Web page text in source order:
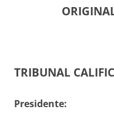
TRIBUNAL
Presidente: